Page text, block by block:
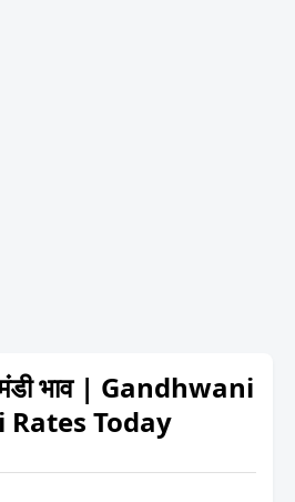
भाव | Gandhwani
Rates Today